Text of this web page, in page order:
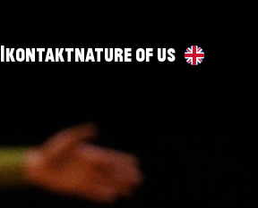
KONTAKT NATURE OF US